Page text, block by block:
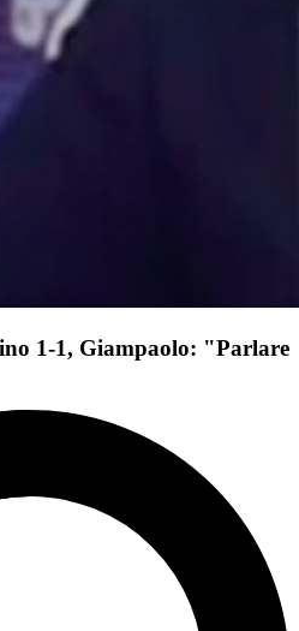
1-1, Giampaolo: "Parlare